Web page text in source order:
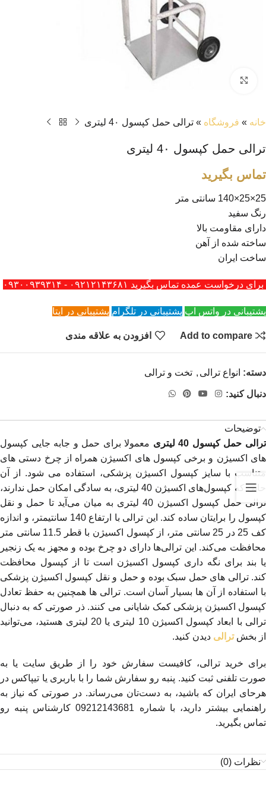
خانه » فروشگاه » ترالی حمل کپسول 4۰ لیتری
ترالی حمل کپسول 4۰ لیتری
تماس بگیرید
25×25×140 سانتی متر
رنگ سفید
دارای مقاومت بالا
ساخته شده از آهن
ساخت ایران
برای درخواست عمده تماس بگیرید ۰۹۲۱۲۱۴۳۶۸۱ - ۰۹۳۰۰۹۳۹۳۱۴
پشتیبانی در واتس اپ پشتیبانی در تلگرام پشتیبانی در ایتا
Add to compare افزودن به علاقه مندی
دسته: انواع ترالی , تخت و ترالی
دنبال کنید:
توضیحات
ترالی حمل کپسول 40 لیتری
معمولا برای حمل و جابه جایی کپسول
های اکسیژن و برخی کپسول های اکسیژن همراه از چرخ دستی های
متناسب با سایز کپسول اکسیژن پزشکی، استفاده می شود. از آن
حایی که کپسول‌های اکسیژن 40 لیتری، به سادگی امکان حمل ندارند،
ترالی حمل کپسول اکسیژن 40 لیتری به میان می‌آید تا حمل و نقل
کپسول را برایتان ساده کند. این ترالی با ارتفاع 140 سانتیمتر، و اندازه
کف 25 در 25 سانتی متر، از کپسول اکسیژن با قطر 11.5 سانتی متر
محافظت می‌کند. این ترالی‌ها دارای دو چرخ بوده و مجهز به یک زنجیر
یا بند برای نگه داری کپسول اکسیژن است تا از کپسول محافظت
کند. ترالی های حمل سبک بوده و حمل و نقل کپسول اکسیژن پزشکی
با استفاده از آن ها بسیار آسان است. ترالی ها همچنین به حفظ تعادل
کپسول اکسیژن پزشکی کمک شایانی می کنند. ذر صورتی که به دنبال
ترالی با ابعاد کپسول اکسیژن 10 لیتری یا 20 لیتری هستید، می‌توانید
از بخشترالی دیدن کنید.
برای خرید ترالی، کافیست سفارش خود را از طریق سایت یا به
صورت تلفنی ثبت کنید. پنبه رو سفارش شما را با باربری یا تیپاکس در
هرحای ایران که باشید، به دست‌تان می‌رساند. در صورتی که نیاز به
راهنمایی بیشتر دارید، با شماره 09212143681 کارشناس پنبه رو
تماس بگیرید.
نظرات (0)